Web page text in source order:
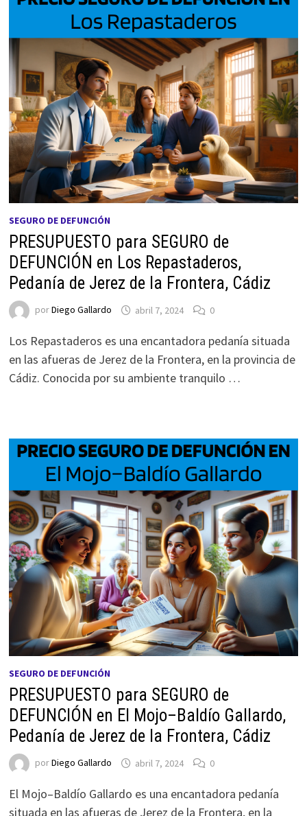
SEGURO DE DEFUNCIÓN
PRESUPUESTO para SEGURO de
DEFUNCIÓN en Los Repastaderos,
Pedanía de Jerez de la Frontera, Cádiz
porDiego Gallardo abril 7, 2024 0
Los Repastaderos es una encantadora pedanía situada
en las afueras de Jerez de la Frontera, en la provincia de
Cádiz. Conocida por su ambiente tranquilo …
SEGURO DE DEFUNCIÓN
PRESUPUESTO para SEGURO de
DEFUNCIÓN en El Mojo–Baldío Gallardo,
Pedanía de Jerez de la Frontera, Cádiz
porDiego Gallardo abril 7, 2024 0
El Mojo–Baldío Gallardo es una encantadora pedanía
situada en las afueras de Jerez de la Frontera, en la